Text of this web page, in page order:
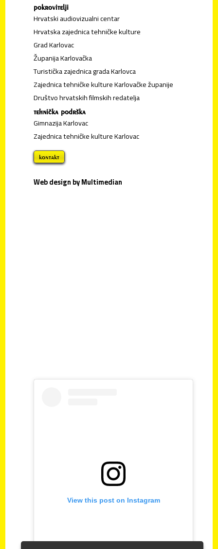
pokrovitelji
Hrvatski audiovizualni centar
Hrvatska zajednica tehničke kulture
Grad Karlovac
Županija Karlovačka
Turistička zajednica grada Karlovca
Zajednica tehničke kulture Karlovačke županije
Društvo hrvatskih filmskih redatelja
tehnička podrška
Gimnazija Karlovac
Zajednica tehničke kulture Karlovac
kontakt
Web design by Multimedian
View this post on Instagram